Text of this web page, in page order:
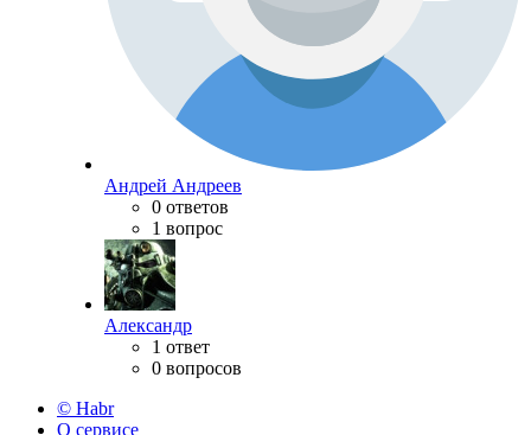
Андрей Андреев
0 ответов
1 вопрос
Александр
1 ответ
0 вопросов
© Habr
О сервисе